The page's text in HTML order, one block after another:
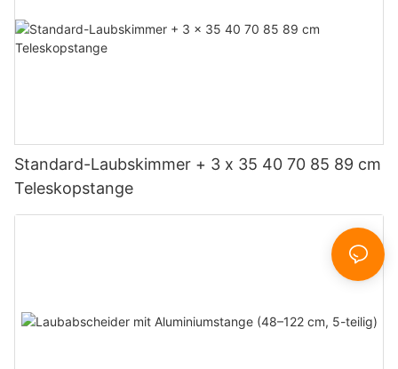
Standard-Laubskimmer + 3 x 35 40 70 85 89 cm
Teleskopstange